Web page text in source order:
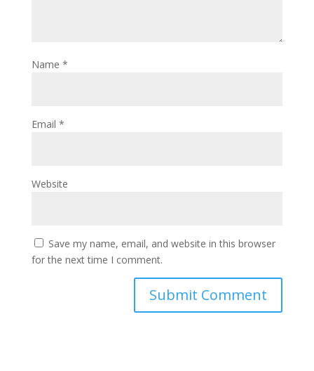
Name *
Email *
Website
Save my name, email, and website in this browser
for the next time I comment.